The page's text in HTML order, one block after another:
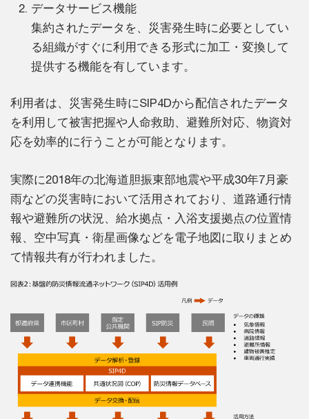
データサービス機能
集約されたデータを、災害発生時に必要としてい
る組織がすぐに利用できる形式に加工・変換して
提供する機能を有しています。
利用者は、災害発生時にSIP4Dから配信されたデータ
を利用して被害把握や人命救助、避難所対応、物資対
応を効率的に行うことが可能となります。
実際に2018年の北海道胆振東部地震や平成30年7月豪
雨などの災害時において活用されており、道路通行情
報や避難所の状況、給水拠点・入浴支援拠点の位置情
報、空中写真・衛星画像などを電子地図に取りまとめ
て情報共有が行われました。